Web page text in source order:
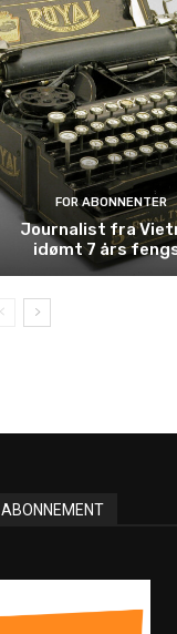
FOR ABONNENTER
Journalist fra
idømt 7 års
ABONNEMENT